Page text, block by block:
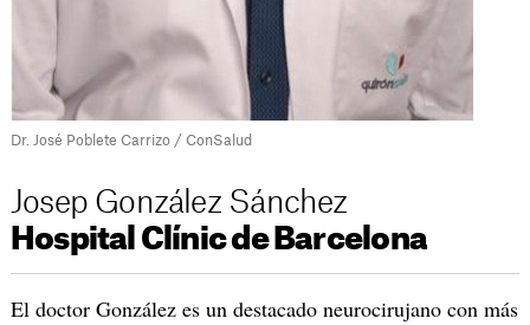
Dr. José Poblete Carrizo / ConSalud
Josep González Sánchez
Hospital Clínic de Barcelona
El doctor González es un destacado neurocirujano con más